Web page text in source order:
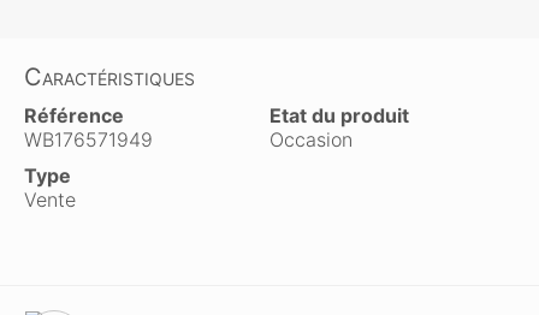
Caractéristiques
Référence
WB176571949
Etat du produit
Occasion
Type
Vente